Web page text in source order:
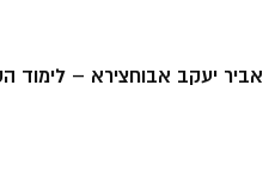
אביר יעקב אבוחצירא – לימוד